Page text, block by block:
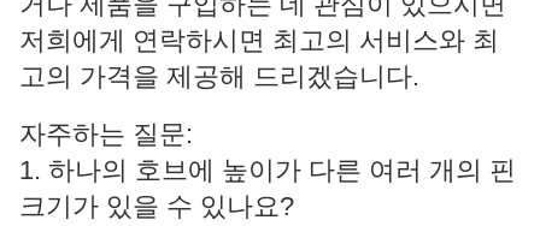
저희에게 연락하시면 최고의 서비스와 최
고의 가격을 제공해 드리겠습니다.
자주하는 질문:
1. 하나의 호브에 높이가 다른 여러 개의 핀
크기가 있을 수 있나요?